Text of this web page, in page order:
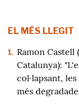
EL MÉS LLEGIT
1. Ramon Castell
Catalunya):
col·lapsant,
més